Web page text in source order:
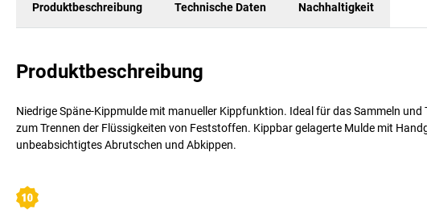
Produktbeschreibung Technische Daten Nachhaltigkeit
Produktbeschreibung
Niedrige Späne-Kippmulde mit manueller Kippfunktion. Ideal für das Sammeln
zum Trennen der Flüssigkeiten von Feststoffen. Kippbar gelagerte Mulde mit
unbeabsichtigtes Abrutschen und Abkippen.